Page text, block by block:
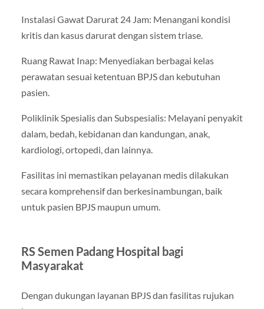
Instalasi Gawat Darurat 24 Jam: Menangani kondisi
kritis dan kasus darurat dengan sistem triase.
Ruang Rawat Inap: Menyediakan berbagai kelas
perawatan sesuai ketentuan BPJS dan kebutuhan
pasien.
Poliklinik Spesialis dan Subspesialis: Melayani penyakit
dalam, bedah, kebidanan dan kandungan, anak,
kardiologi, ortopedi, dan lainnya.
Fasilitas ini memastikan pelayanan medis dilakukan
secara komprehensif dan berkesinambungan, baik
untuk pasien BPJS maupun umum.
RS Semen Padang Hospital bagi
Masyarakat
Dengan dukungan layanan BPJS dan fasilitas rujukan